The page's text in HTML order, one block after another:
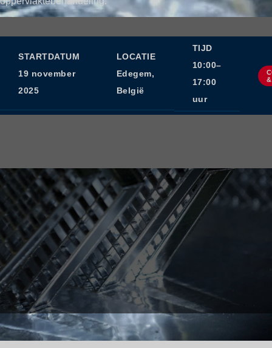
STARTDATUM
19 november
2025
LOCATIE
Edegem,
België
TIJD
10:00–
17:00
uur
CONTENT